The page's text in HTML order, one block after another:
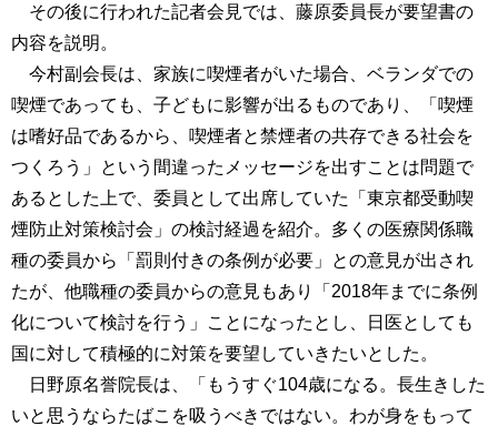
その後に行われた記者会見では、藤原委員長が要望書の
内容を説明。
今村副会長は、家族に喫煙者がいた場合、ベランダでの
喫煙であっても、子どもに影響が出るものであり、「喫煙
は嗜好品であるから、喫煙者と禁煙者の共存できる社会を
つくろう」という間違ったメッセージを出すことは問題で
あるとした上で、委員として出席していた「東京都受動喫
煙防止対策検討会」の検討経過を紹介。多くの医療関係職
種の委員から「罰則付きの条例が必要」との意見が出され
たが、他職種の委員からの意見もあり「2018年までに条例
化について検討を行う」ことになったとし、日医としても
国に対して積極的に対策を要望していきたいとした。
日野原名誉院長は、「もうすぐ104歳になる。長生きした
いと思うならたばこを吸うべきではない。わが身をもって